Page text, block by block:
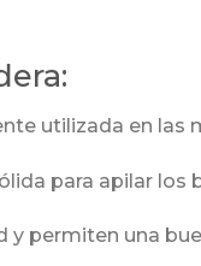
utilizada en las
para apilar los
y permiten una